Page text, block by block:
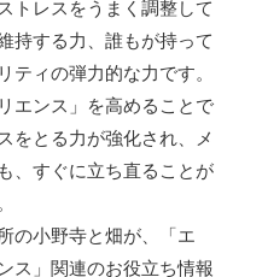
トレスをうまく調整して
持する力、誰もが持って
ティの弾力的な力です。
エンス」を高めることで
をとる力が強化され、メ
、すぐに立ち直ることが
の小野寺と畑が、「エ
ス」関連のお役立ち情報